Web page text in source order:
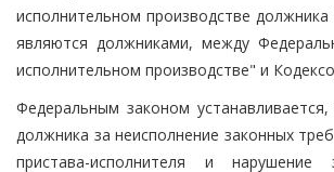
исполнительном производстве
являются должниками, между
исполнительном производстве" и
Федеральным законом
должника за неисполнение законных
пристава-исполнителя и нарушение